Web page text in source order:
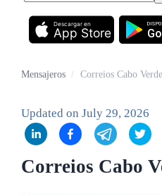
App Store
Descargar en
Mensajeros / Correios Cabo Verde
Updated on July 29, 2026
Correios Cabo